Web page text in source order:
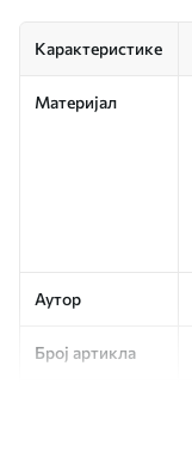
Карактеристике
Материјал
Аутор
Број артикла